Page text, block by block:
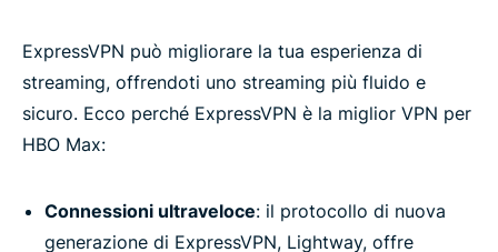
ExpressVPN può migliorare la tua esperienza di
streaming, offrendoti uno streaming più fluido e
sicuro. Ecco perché ExpressVPN è la miglior VPN per
HBO Max:
Connessioni ultraveloce: il protocollo di nuova
generazione di ExpressVPN, Lightway, offre